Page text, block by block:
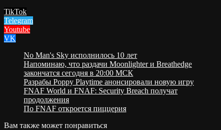
TikTok
Telegram
Youtube
VK
No Man's Sky исполнилось 10 лет
Напоминаю, что раздачи Moonlighter и Breathedge
закончатся сегодня в 20:00 МСК
Разрабы Poppy Playtime анонсировали новую игру
FNAF World и FNAF: Security Breach получат
продолжения
По FNAF откроется пиццерия
Вам также может понравиться